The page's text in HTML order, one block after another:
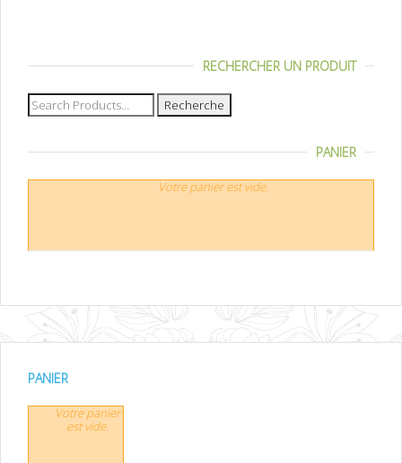
RECHERCHER UN PRODUIT
Recherche
pour :
PANIER
Votre panier est vide.
PANIER
Votre panier
est vide.